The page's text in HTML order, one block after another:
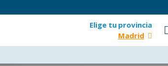
Elige tu provincia
Madrid